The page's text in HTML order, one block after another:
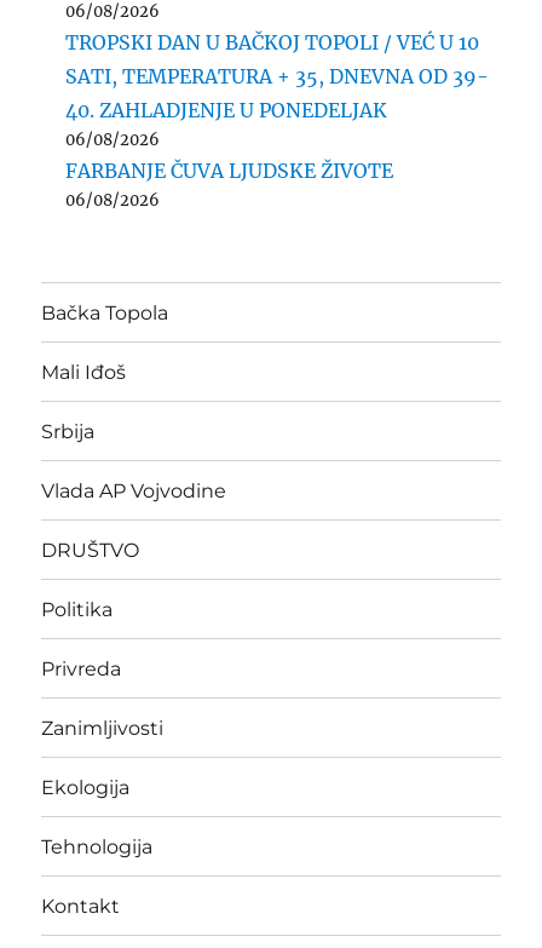
06/08/2026
TROPSKI DAN U BAČKOJ TOPOLI / VEĆ U 10
SATI, TEMPERATURA + 35, DNEVNA OD 39-
40. ZAHLADJENJE U PONEDELJAK
06/08/2026
FARBANJE ČUVA LJUDSKE ŽIVOTE
06/08/2026
Bačka Topola
Mali Iđoš
Srbija
Vlada AP Vojvodine
DRUŠTVO
Politika
Privreda
Zanimljivosti
Ekologija
Tehnologija
Kontakt